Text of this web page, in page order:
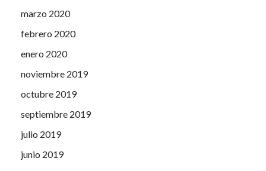
marzo 2020
febrero 2020
enero 2020
noviembre 2019
octubre 2019
septiembre 2019
julio 2019
junio 2019